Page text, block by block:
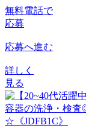
無料電話で
応募
応募へ進む
詳しく
見る